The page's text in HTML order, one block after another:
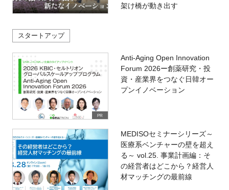
架け橋が動き出す
スタートアップ
PR
Anti-Aging Open Innovation
Forum 2026ー創薬研究・投
資・産業界をつなぐ日韓オー
プンイノベーション
MEDISOセミナーシリーズ～
医療系ベンチャーの壁を超え
る～ vol.25. 事業計画編：そ
の経営者はどこから？経営人
材マッチングの最前線